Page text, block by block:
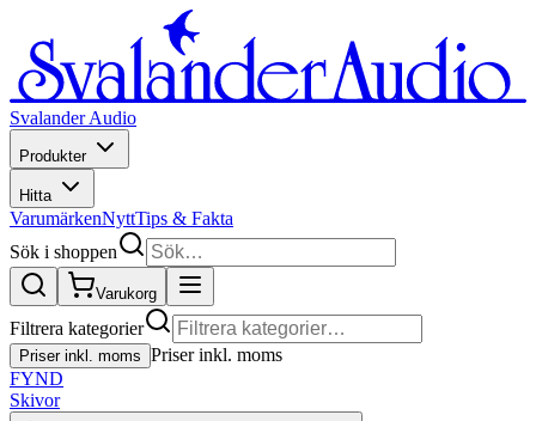
Svalander Audio
Produkter
Hitta
VarumärkenNyttTips & Fakta
Sök i shoppen
Varukorg
Filtrera kategorier
Priser inkl. moms Priser inkl. moms
FYND
Skivor